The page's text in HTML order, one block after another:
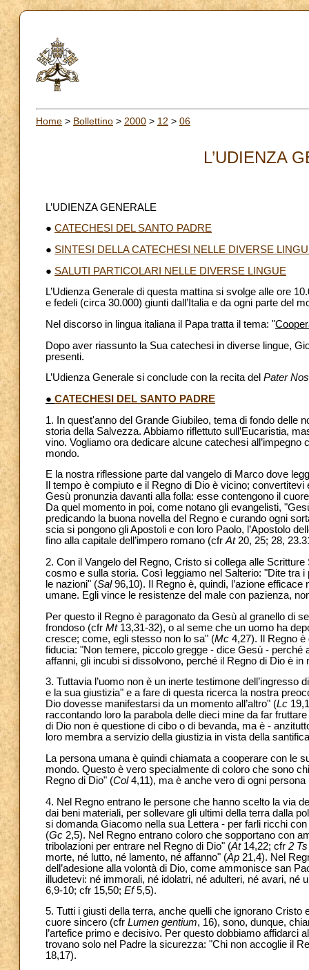
Home > Bollettino > 2000 > 12 > 06
L’UDIENZA
L’UDIENZA GENERALE
● CATECHESI DEL SANTO PADRE
● SINTESI DELLA CATECHESI NELLE DIVERSE
● SALUTI PARTICOLARI NELLE DIVERSE LINGUE
L’Udienza Generale di questa mattina si svolge alle ore
e fedeli (circa 30.000) giunti dall’Italia e da ogni parte del
Nel discorso in lingua italiana il Papa tratta il tema: "
Dopo aver riassunto la Sua catechesi in diverse lingue,
presenti.
L’Udienza Generale si conclude con la recita del Pater
● CATECHESI DEL SANTO PADRE
1. In quest'anno del Grande Giubileo, tema di fondo delle
storia della Salvezza. Abbiamo riflettuto sull’Eucaristia,
vino. Vogliamo ora dedicare alcune catechesi
mondo.
E la nostra riflessione parte dal vangelo di Marco dove
Il tempo è compiuto e il Regno di Dio è vicino;
Gesù pronunzia davanti alla folla: esse contengono il
Da quel momento in poi, come notano gli evangelisti,
predicando la buona novella del Regno e curando ogni
scia si pongono gli Apostoli e con loro Paolo, l’Apostolo
fino alla capitale dell’impero romano (cfrAt20, 25; 28,
2. Con il Vangelo del Regno, Cristo si collega alle
cosmo e sulla storia. Così leggiamo nel Salterio: "Dite tra
le nazioni" (Sal96,10). Il Regno è, quindi, l’azione
umane. Egli vince le resistenze del male con pazienza,
Per questo il Regno è paragonato da Gesù al granello di
frondoso (cfr Mt13,31-32), o al seme che un uomo ha
cresce; come, egli stesso non lo sa" (Mc 4,27). Il Regno
fiducia: "Non temere, piccolo gregge - dice Gesù -
affanni, gli incubi si dissolvono, perché il Regno di Dio è
3. Tuttavia l’uomo non è un inerte testimone
e la sua giustizia" e a fare di questa ricerca la nostra
Dio dovesse manifestarsi da un momento all’altro" (Lc
raccontando loro la parabola delle dieci mine da far
di Dio non è questione di cibo o di bevanda, ma è -
loro membra a servizio della giustizia in vista della
La persona umana è quindi chiamata a cooperare con le
mondo. Questo è vero specialmente di coloro che sono
Regno di Dio" (Col4,11), ma è anche vero di ogni persona
4. Nel Regno entrano le persone che hanno scelto la via
dai beni materiali, per sollevare gli ultimi della terra dalla
si domanda Giacomo nella sua Lettera - per farli ricchi
(Gc 2,5). Nel Regno entrano coloro che sopportano con
tribolazioni per entrare nel Regno di Dio" (At14,22; cfr 2 Ts
morte, né lutto, né lamento, né affanno" (Ap 21,4). Nel
dell’adesione alla volontà di Dio, come ammonisce san
illudetevi: né immorali, né idolatri, né adulteri, né avari, né
6,9-10; cfr 15,50; Ef5,5).
5. Tutti i giusti della terra, anche quelli che ignorano
cuore sincero (cfr Lumen gentium, 16), sono, dunque,
l’artefice primo e decisivo. Per questo dobbiamo
trovano solo nel Padre la sicurezza: "Chi non accoglie il
18,17).